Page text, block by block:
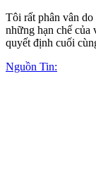
Tôi rất phân vân
những hạn chế của
quyết định cuối
Nguồn Tin: